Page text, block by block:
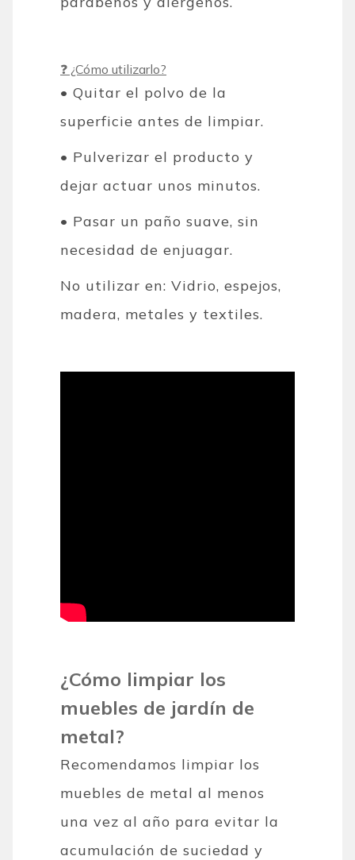
❓ ¿Cómo utilizarlo?
• Quitar el polvo de la
superficie antes de limpiar.
• Pulverizar el producto y
dejar actuar unos minutos.
• Pasar un paño suave, sin
necesidad de enjuagar.
No utilizar en: Vidrio, espejos,
madera, metales y textiles.
¿Cómo limpiar los
muebles de jardín de
metal?
Recomendamos limpiar los
muebles de metal al menos
una vez al año para evitar la
acumulación de suciedad y